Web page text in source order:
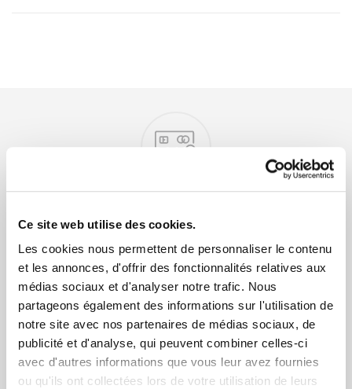
Ce site web utilise des cookies.
Les cookies nous permettent de personnaliser le contenu
et les annonces, d'offrir des fonctionnalités relatives aux
médias sociaux et d'analyser notre trafic. Nous
partageons également des informations sur l'utilisation de
notre site avec nos partenaires de médias sociaux, de
publicité et d'analyse, qui peuvent combiner celles-ci
avec d'autres informations que vous leur avez fournies
ou qu'ils ont collectées lors de votre utilisation de leurs
Livraison rapide 48h